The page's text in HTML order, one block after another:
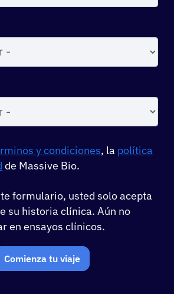
y condiciones, la política
de Massive Bio.
formulario, usted solo acepta
su historia clínica. Aún no
en ensayos clínicos.
Comienza tu viaje